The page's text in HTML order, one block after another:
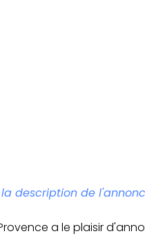
description de
a le plaisir